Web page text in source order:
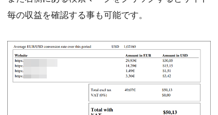
毎の収益を確認する事も可能です。